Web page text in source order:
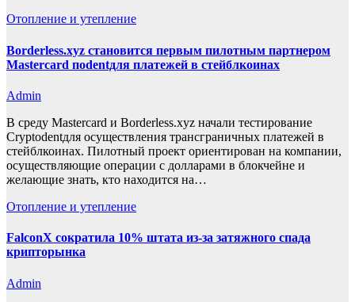
Отопление и утепление
Borderless.xyz становится первым пилотным партнером
Mastercard поdentдля платежей в стейблкоинах
Admin
В среду Mastercard и Borderless.xyz начали тестирование
Cryptodentдля осуществления трансграничных платежей в
стейблкоинах. Пилотный проект ориентирован на компании,
осуществляющие операции с долларами в блокчейне и
желающие знать, кто находится на…
Отопление и утепление
FalconX сократила 10% штата из-за затяжного спада
крипторынка
Admin